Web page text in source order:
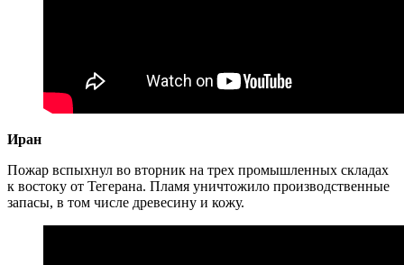
Иран
Пожар вспыхнул во вторник на трех промышленных складах
к востоку от Тегерана. Пламя уничтожило производственные
запасы, в том числе древесину и кожу.